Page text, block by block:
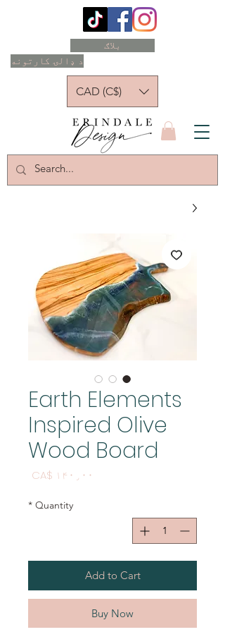
د ډالۍ کارتونه
بلاګ
CAD (C$)
Earth Elements
Inspired Olive
Wood Board
CA$ ۱۴۰٫۰۰
Quantity
*
Add to Cart
Buy Now